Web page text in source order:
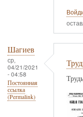
Шагиев
ср,
04/21/2021
- 04:58
Постоянная
ссылка
(Permalink)